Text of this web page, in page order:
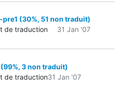
(30%, 51 non traduit)
de traduction
31 Jan '07
3 non traduit)
de traduction31 Jan '07